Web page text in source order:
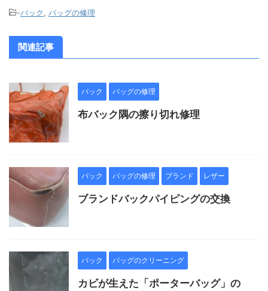
-バック バッグの修理
関連記事
バック バッグの修理
布バック隅の擦り切れ修理
バック バッグの修理 ブランド レザー
ブランドバックパイピングの交換
バック バッグのクリーニング
カビが生えた「ポーターバッグ」の